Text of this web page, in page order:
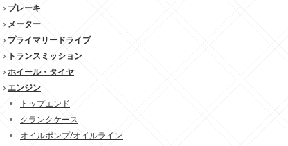
› ブレーキ
› メーター
› プライマリードライブ
› トランスミッション
›ホイール・タイヤ
› エンジン
トップエンド
クランクケース
オイルポンプ/オイルライン